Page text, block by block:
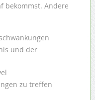
bekommst. Andere
und der
zu treffen